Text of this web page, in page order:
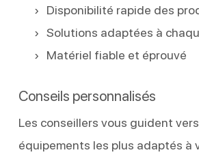
Disponibilité rapide des
Solutions adaptées à
Matériel fiable et éprouvé
Conseils personnalisés
Les conseillers vous guident
équipements les plus adaptés à